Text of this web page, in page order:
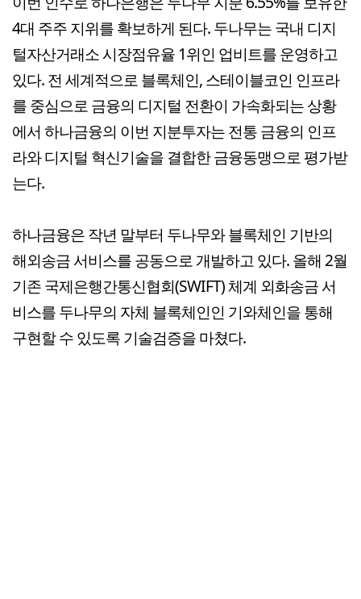
4대 주주 지위를 확보하게 된다. 두나무는 국내 디지
털자산거래소 시장점유율 1위인 업비트를 운영하고
있다. 전 세계적으로 블록체인, 스테이블코인 인프라
를 중심으로 금융의 디지털 전환이 가속화되는 상황
에서 하나금융의 이번 지분투자는 전통 금융의 인프
라와 디지털 혁신기술을 결합한 금융동맹으로 평가받
는다.
하나금융은 작년 말부터 두나무와 블록체인 기반의
해외송금 서비스를 공동으로 개발하고 있다. 올해 2월
기존 국제은행간통신협회(SWIFT) 체계 외화송금 서
비스를 두나무의 자체 블록체인인 기와체인을 통해
구현할 수 있도록 기술검증을 마쳤다.